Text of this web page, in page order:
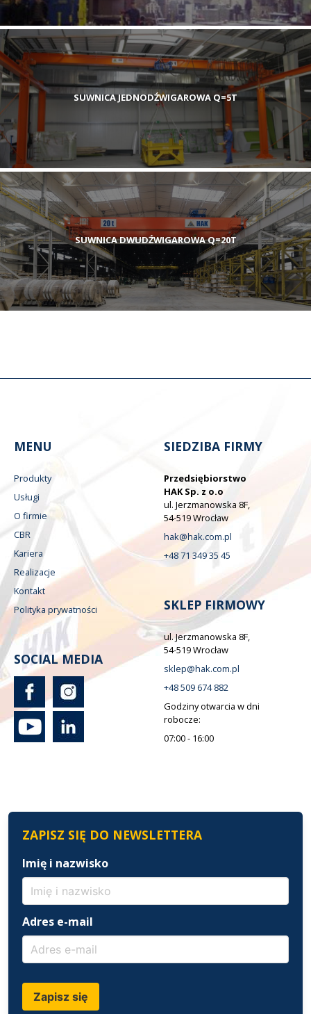
SUWNICA JEDNODŹWIGAROWA Q=5T
SUWNICA DWUDŹWIGAROWA Q=20T
MENU
Produkty
Usługi
O firmie
CBR
Kariera
Realizacje
Kontakt
Polityka prywatności
SOCIAL MEDIA
SIEDZIBA FIRMY
Przedsiębiorstwo
HAK Sp. z o.o
ul. Jerzmanowska 8F,
54-519 Wrocław
hak@hak.com.pl
+48 71 349 35 45
SKLEP FIRMOWY
ul. Jerzmanowska 8F,
54-519 Wrocław
sklep@hak.com.pl
+48 509 674 882
Godziny otwarcia w dni
robocze:
07:00 - 16:00
ZAPISZ SIĘ DO NEWSLETTERA
Imię i nazwisko
Adres e-mail
Zapisz się